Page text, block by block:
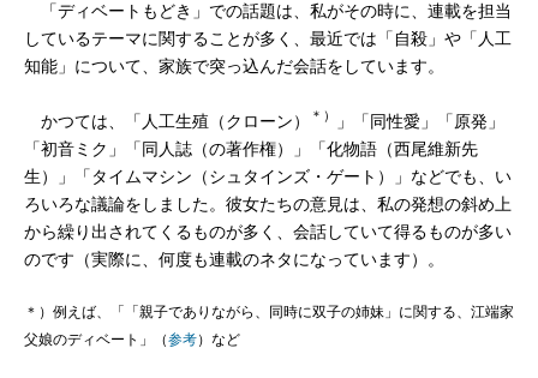
「ディベートもどき」での話題は、私がその時に、連載を担当
しているテーマに関することが多く、最近では「自殺」や「人工
知能」について、家族で突っ込んだ会話をしています。
かつては、「人工生殖（クローン） ＊）
」「同性愛」「原発」
「初音ミク」「同人誌（の著作権）」「化物語（西尾維新先
生）」「タイムマシン（シュタインズ・ゲート）」などでも、い
ろいろな議論をしました。彼女たちの意見は、私の発想の斜め上
から繰り出されてくるものが多く、会話していて得るものが多い
のです（実際に、何度も連載のネタになっています）。
＊）例えば、「「親子でありながら、同時に双子の姉妹」に関する、江端家
父娘のディベート」（参考）など